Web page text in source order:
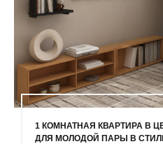
1 КОМНАТНАЯ КВАРТИРА В
ДЛЯ МОЛОДОЙ ПАРЫ В